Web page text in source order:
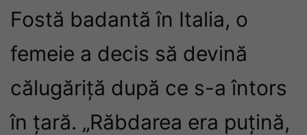
Fostă badantă în Italia, o
femeie a decis să devină
călugăriță după ce s-a întors
în țară. „Răbdarea era puțină,